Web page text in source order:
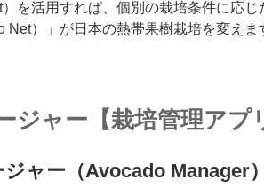
を活用すれば、個別の栽培条件に応
Net）」が日本の熱帯果樹栽培を変えま
ジャー【栽培管理アプ
ャー（Avocado Manager